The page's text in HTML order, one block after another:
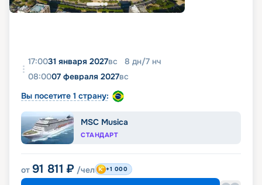
17:0031 января 2027вс 8 дн/7 нч
08:0007 февраля 2027вс
Вы посетите 1 страну:
MSC Musica
СТАНДАРТ
от 91 811 ₽ /чел +1 000